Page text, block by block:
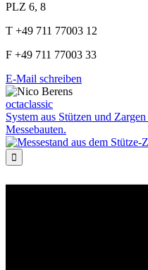
PLZ 6, 8
T +49 711 77003 12
F +49 711 77003 33
E-Mail schreiben
octaclassic
System aus Stützen und
Messebauten.
